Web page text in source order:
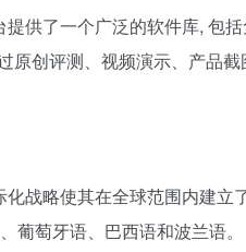
提供了一个广泛的软件库, 包括
创评测、视频演示、产品
化战略使其在全球范围内建立
萄牙语、巴西语和波兰语。